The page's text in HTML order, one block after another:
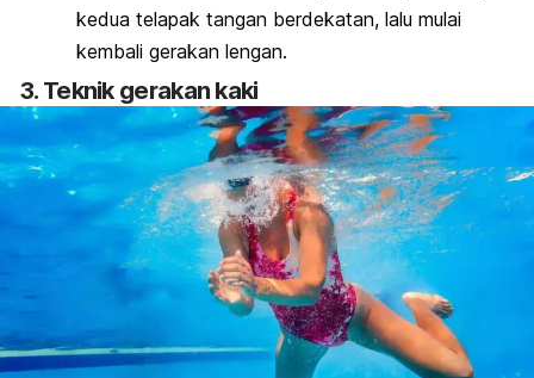
kedua telapak tangan berdekatan, lalu mulai
kembali gerakan lengan.
3. Teknik gerakan kaki